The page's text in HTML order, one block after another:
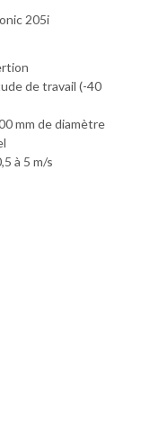
205i
de travail (-40
mm de diamètre
à 5 m/s